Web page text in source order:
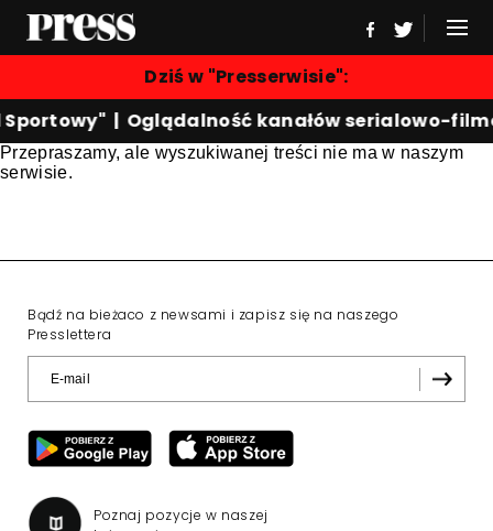
Dziś w "Presserwisie":
|Oglądalność kanałów serialowo-
Przepraszamy, ale wyszukiwanej treści nie ma w naszym
serwisie.
Bądź na bieżaco z newsami i zapisz się na naszego
Presslettera
Poznaj pozycje w naszej